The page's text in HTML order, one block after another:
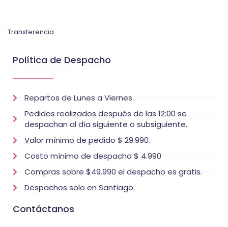
Transferencia.
Política de Despacho
Repartos de Lunes a Viernes.
Pedidos realizados después de las 12:00 se
despachan al día siguiente o subsiguiente.
Valor mínimo de pedido $ 29.990.
Costo mínimo de despacho $ 4.990
Compras sobre $49.990 el despacho es gratis.
Despachos solo en Santiago.
Contáctanos